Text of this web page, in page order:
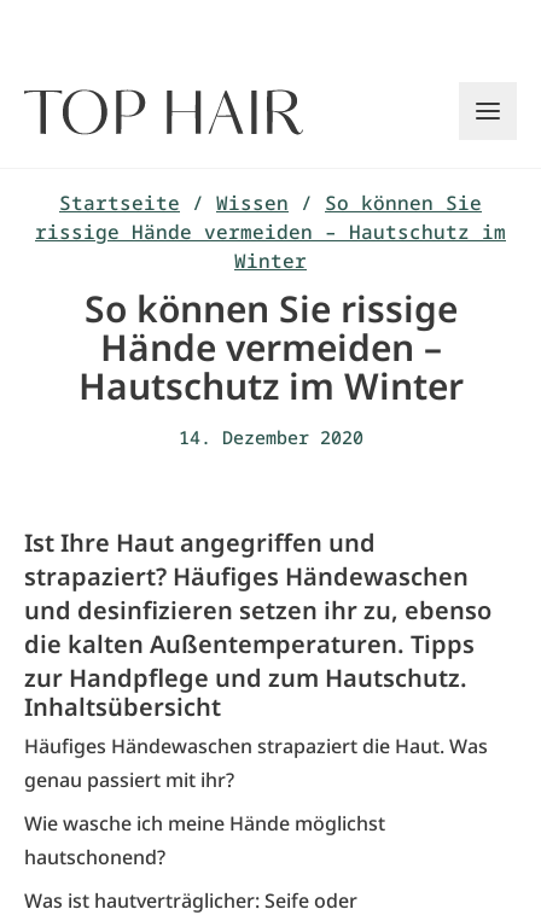
Startseite / Wissen / So können Sie
rissige Hände vermeiden – Hautschutz im
Winter
So können Sie rissige
Hände vermeiden –
Hautschutz im Winter
14. Dezember 2020
Ist Ihre Haut angegriffen und
strapaziert? Häufiges Händewaschen
und desinfizieren setzen ihr zu, ebenso
die kalten Außentemperaturen. Tipps
zur Handpflege und zum Hautschutz.
Inhaltsübersicht
Häufiges Händewaschen strapaziert die Haut. Was
genau passiert mit ihr?
Wie wasche ich meine Hände möglichst
hautschonend?
Was ist hautverträglicher: Seife oder